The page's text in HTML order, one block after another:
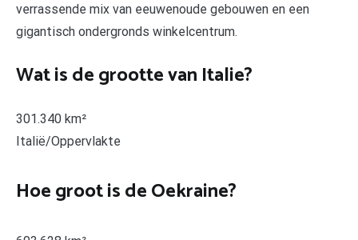
verrassende mix van eeuwenoude gebouwen en een
gigantisch ondergronds winkelcentrum.
Wat is de grootte van Italie?
301.340 km²
Italië/Oppervlakte
Hoe groot is de Oekraine?